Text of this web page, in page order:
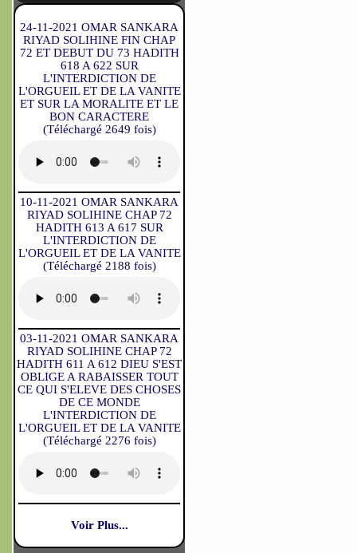
24-11-2021 OMAR SANKARA
RIYAD SOLIHINE FIN CHAP
72 ET DEBUT DU 73 HADITH
618 A 622 SUR
L'INTERDICTION DE
L'ORGUEIL ET DE LA VANITE
ET SUR LA MORALITE ET LE
BON CARACTERE
(Téléchargé 2649 fois)
10-11-2021 OMAR SANKARA
RIYAD SOLIHINE CHAP 72
HADITH 613 A 617 SUR
L'INTERDICTION DE
L'ORGUEIL ET DE LA VANITE
(Téléchargé 2188 fois)
03-11-2021 OMAR SANKARA
RIYAD SOLIHINE CHAP 72
HADITH 611 A 612 DIEU S'EST
OBLIGE A RABAISSER TOUT
CE QUI S'ELEVE DES CHOSES
DE CE MONDE
L'INTERDICTION DE
L'ORGUEIL ET DE LA VANITE
(Téléchargé 2276 fois)
Voir Plus...